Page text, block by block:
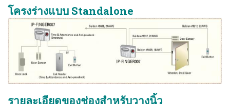
โครงร่างแบบ Standalone
รายละเอียดของช่องสำหรับวางนิ้ว